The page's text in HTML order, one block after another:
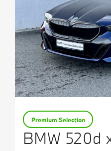
BMW 520d
Premium Selection